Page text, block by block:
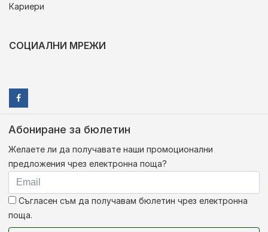
Кариери
СОЦИАЛНИ МРЕЖИ
Абониране за бюлетин
Желаете ли да получавате наши промоционални
предложения чрез електронна поща?
Съгласен съм да получавам бюлетин чрез електронна
поща.